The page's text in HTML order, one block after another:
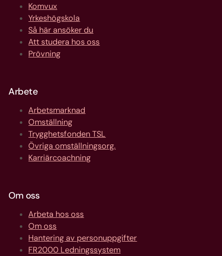
Komvux
Yrkeshögskola
Så här ansöker du
Att studera hos oss
Prövning
Arbete
Arbetsmarknad
Omställning
Trygghetsfonden TSL
Övriga omställningsorg.
Karriärcoachning
Om oss
Arbeta hos oss
Om oss
Hantering av personuppgifter
FR2000 Ledningssystem